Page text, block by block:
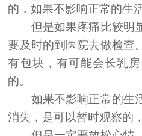
的，如果不影响正常的生
但是如果疼痛比较明显
要及时的到医院去做检查
有包块，有可能会长乳
的。
如果不影响正常的生
消失，是可以暂时观察的